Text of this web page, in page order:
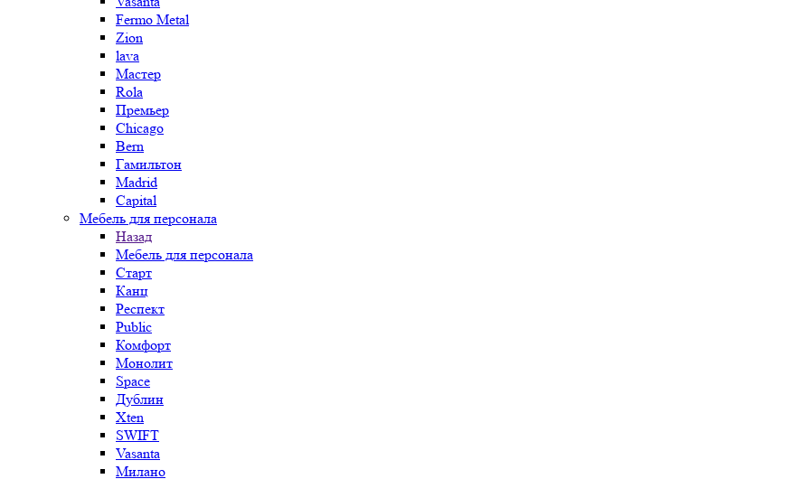
Fermo Metal
Zion
lava
Мастер
Rola
Премьер
Chicago
Bern
Гамильтон
Madrid
Capital
Мебель для персонала
Назад
Мебель для персонала
Старт
Канц
Респект
Public
Комфорт
Монолит
Space
Дублин
Xten
SWIFT
Vasanta
Милано